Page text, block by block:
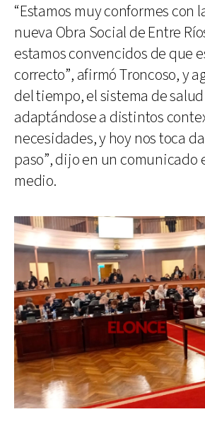
“Estamos muy conformes con
nueva Obra Social de Entre
estamos convencidos de que
correcto”, afirmó Troncoso, y
del tiempo, el sistema de
adaptándose a distintos
necesidades, y hoy nos toca
paso”, dijo en un comunicado
medio.